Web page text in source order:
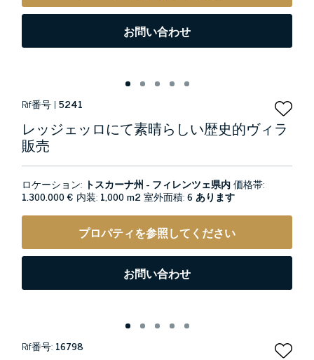
お問い合わせ
Rif番号 | 5241
レッジェッロにて素晴らしい歴史的ヴィラ
販売
ロケーション: トスカーナ州 - フィレンツェ県内価格帯:
1.300.000 € 内装: 1,000 m2室外面積:6 あります
プロパティを参照してください
お問い合わせ
Rif番号: 16798